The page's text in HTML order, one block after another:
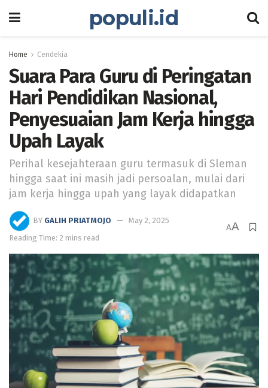
populi.id
Home Cendekia
Suara Para Guru di Peringatan
Hari Pendidikan Nasional,
Penyesuaian Jam Kerja hingga
Upah Layak
Perihal kesejahteraan guru termasuk di Sleman
hingga saat ini masih jadi persoalan, mulai dari
jam kerja hingga upah yang layak didapatkan
BY GALIH PRIATMOJO
May 2, 2025
Reading Time: 2 mins read
AA